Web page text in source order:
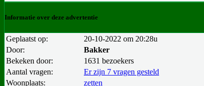
Informatie over deze advertentie
Geplaatst op:
20-10-2022 om 20:28u
Door:
Bakker
Bekeken door:
1631 bezoekers
Aantal vragen:
Er zijn 7 vragen gesteld
Woonplaats:
zetten